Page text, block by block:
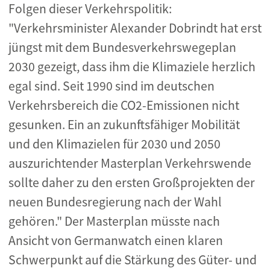
Folgen dieser Verkehrspolitik:
"Verkehrsminister Alexander Dobrindt hat erst
jüngst mit dem Bundesverkehrswegeplan
2030 gezeigt, dass ihm die Klimaziele herzlich
egal sind. Seit 1990 sind im deutschen
Verkehrsbereich die CO2-Emissionen nicht
gesunken. Ein an zukunftsfähiger Mobilität
und den Klimazielen für 2030 und 2050
auszurichtender Masterplan Verkehrswende
sollte daher zu den ersten Großprojekten der
neuen Bundesregierung nach der Wahl
gehören." Der Masterplan müsste nach
Ansicht von Germanwatch einen klaren
Schwerpunkt auf die Stärkung des Güter- und